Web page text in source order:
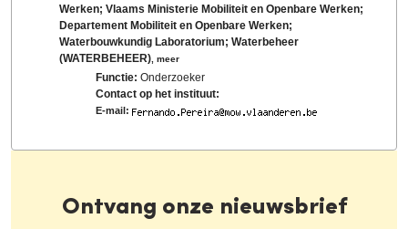
Werken; Vlaams Ministerie Mobiliteit en Openbare Werken;
Departement Mobiliteit en Openbare Werken;
Waterbouwkundig Laboratorium; Waterbeheer
(WATERBEHEER) ,meer
Functie:Onderzoeker
Contact op het instituut:
E-mail:
Ontvang onze nieuwsbrief